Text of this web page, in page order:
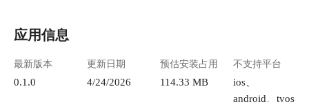
应用信息
最新版本
0.1.0
更新日期
4/24/2026
预估安装占用
114.33 MB
不支持平台
ios、
android、tvos